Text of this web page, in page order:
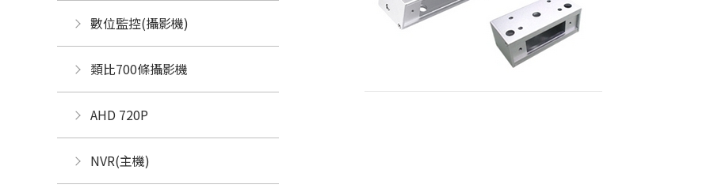
數位監控(攝影機)
類比700條攝影機
AHD 720P
NVR(主機)